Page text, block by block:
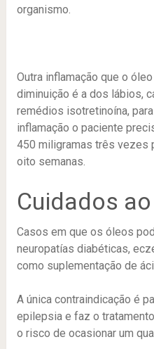
organismo.
Outra inflamação que o
diminuição é a dos lábios,
remédios isotretinoína,
inflamação o paciente
450 miligramas três vezes
oito semanas.
Cuidados
Casos em que os óleos
neuropatías diabéticas,
como suplementação de
A única contraindicação é
epilepsia e faz o
o risco de ocasionar um